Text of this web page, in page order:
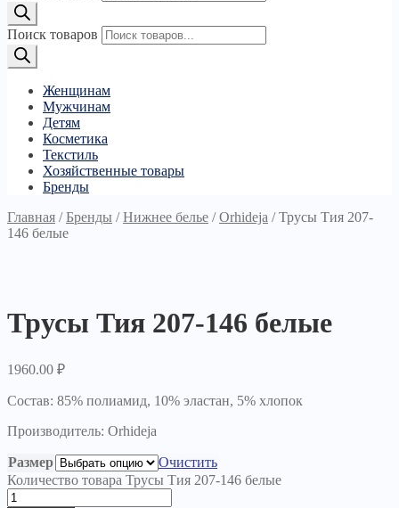
Поиск товаров
Женщинам
Мужчинам
Детям
Косметика
Текстиль
Хозяйственные товары
Бренды
Главная /Бренды /Нижнее белье /Orhideja /Трусы Тия 207-
146 белые
Трусы Тия 207-146 белые
1960.00 ₽
Состав: 85% полиамид, 10% эластан, 5% хлопок
Производитель: Orhideja
Размер
Очистить
Количество товара Трусы Тия 207-146 белые